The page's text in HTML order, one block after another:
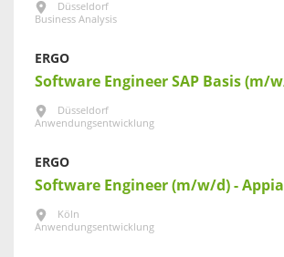
Düsseldorf
Business Analysis
ERGO
Software Engineer SAP Basis (m/
Düsseldorf
Anwendungsentwicklung
ERGO
Software Engineer (m/w/d) -
Köln
Anwendungsentwicklung